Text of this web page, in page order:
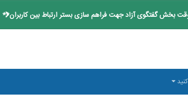
بخش گفتگوی آزاد جهت فراهم سازی بستر ارتباط بین کاربران**